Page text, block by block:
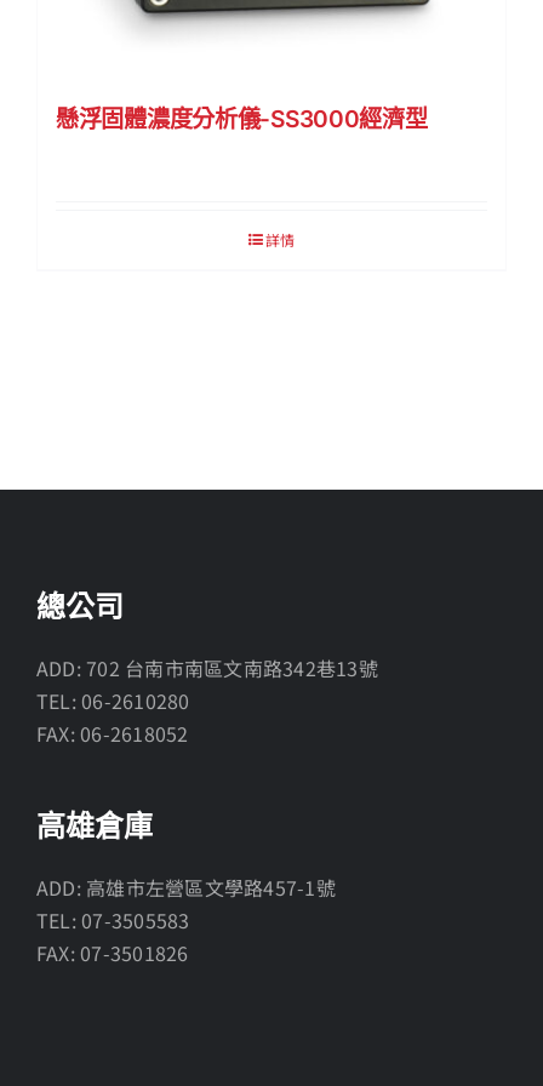
懸浮固體濃度分析儀-SS3000經濟型
詳情
總公司
ADD: 702 台南市南區文南路342巷13號
TEL: 06-2610280
FAX: 06-2618052
高雄倉庫
ADD: 高雄市左營區文學路457-1號
TEL: 07-3505583
FAX: 07-3501826